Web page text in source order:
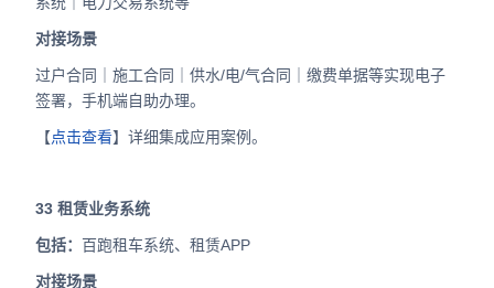
对接场景
过户合同｜施工合同｜供水/电/气合同｜缴费单据等实现电子
签署，手机端自助办理。
【点击查看】详细集成应用案例。
33 租赁业务系统
包括： 百跑租车系统、租赁APP
对接场景